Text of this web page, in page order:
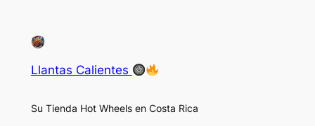
Llantas Calientes
Su Tienda Hot Wheels en Costa Rica